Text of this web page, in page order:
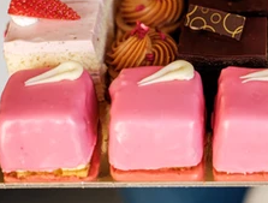
Házhozszállítás